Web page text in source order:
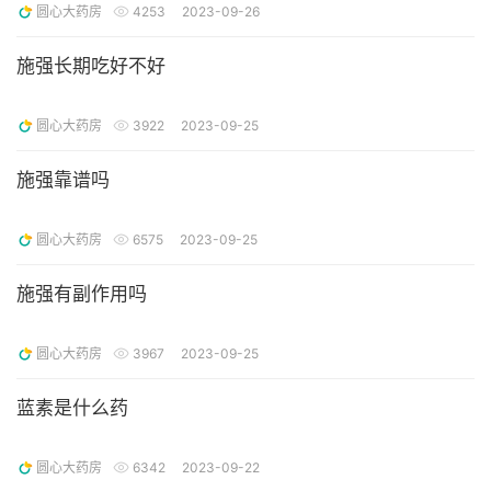
圆心大药房 4253 2023-09-26
施强长期吃好不好
圆心大药房 3922 2023-09-25
施强靠谱吗
圆心大药房 6575 2023-09-25
施强有副作用吗
圆心大药房 3967 2023-09-25
蓝素是什么药
圆心大药房 6342 2023-09-22